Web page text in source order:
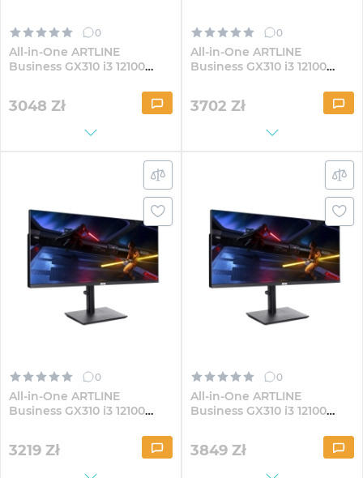
0
All-in-One ARTLINE
Business GX310 i3 12100
3048 Zł
0
All-in-One ARTLINE
Business GX310 i3 12100
3702 Zł
0
All-in-One ARTLINE
Business GX310 i3 12100
3219 Zł
0
All-in-One ARTLINE
Business GX310 i3 12100
3849 Zł